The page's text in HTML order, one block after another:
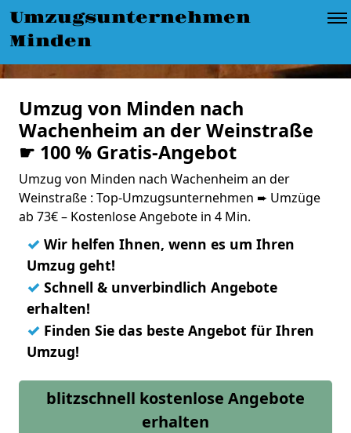
Umzugsunternehmen
Minden
Umzug von Minden nach
Wachenheim an der Weinstraße
☛ 100 % Gratis-Angebot
Umzug von Minden nach Wachenheim an der
Weinstraße : Top-Umzugsunternehmen ➨ Umzüge
ab 73€ – Kostenlose Angebote in 4 Min.
✓ Wir helfen Ihnen, wenn es um Ihren
Umzug geht!
✓ Schnell & unverbindlich Angebote
erhalten!
✓ Finden Sie das beste Angebot für Ihren
Umzug!
blitzschnell kostenlose Angebote
erhalten